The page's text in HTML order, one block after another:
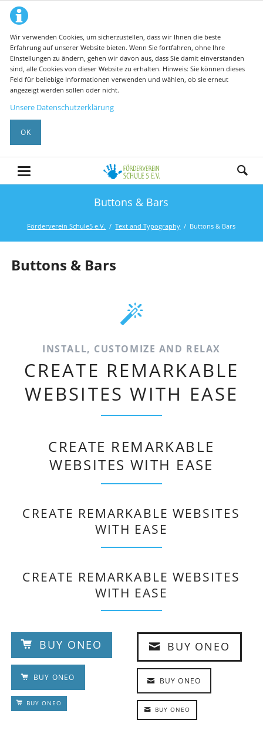
Wir verwenden Cookies, um sicherzustellen, dass wir Ihnen die beste
Erfahrung auf unserer Website bieten. Wenn Sie fortfahren, ohne Ihre
Einstellungen zu ändern, gehen wir davon aus, dass Sie damit einverstanden
sind, alle Cookies von dieser Website zu erhalten. Hinweis: Sie können dieses
Feld für beliebige Informationen verwenden und wählen, ob sie erneut
angezeigt werden sollen oder nicht.
Unsere Datenschutzerklärung
OK
Buttons & Bars
Förderverein Schule5 e.V. Text and Typography Buttons & Bars
Buttons & Bars
INSTALL, CUSTOMIZE AND RELAX
CREATE REMARKABLE
WEBSITES WITH EASE
CREATE REMARKABLE
WEBSITES WITH EASE
CREATE REMARKABLE WEBSITES
WITH EASE
CREATE REMARKABLE WEBSITES
WITH EASE
BUY ONEO
BUY ONEO
BUY ONEO
BUY ONEO
BUY ONEO
BUY ONEO